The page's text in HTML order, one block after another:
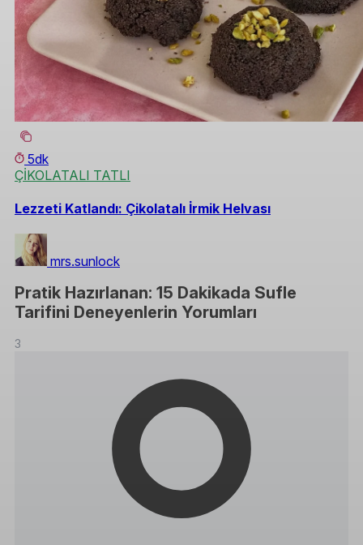
5dk
ÇİKOLATALI TATLI
Lezzeti Katlandı: Çikolatalı İrmik Helvası
mrs.sunlock
Pratik Hazırlanan: 15 Dakikada Sufle
Tarifini Deneyenlerin Yorumları
3